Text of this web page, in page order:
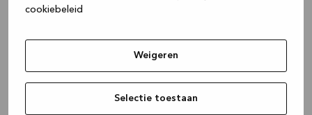
cookiebeleid
Weigeren
Selectie toestaan
(see the browser console for more
information).